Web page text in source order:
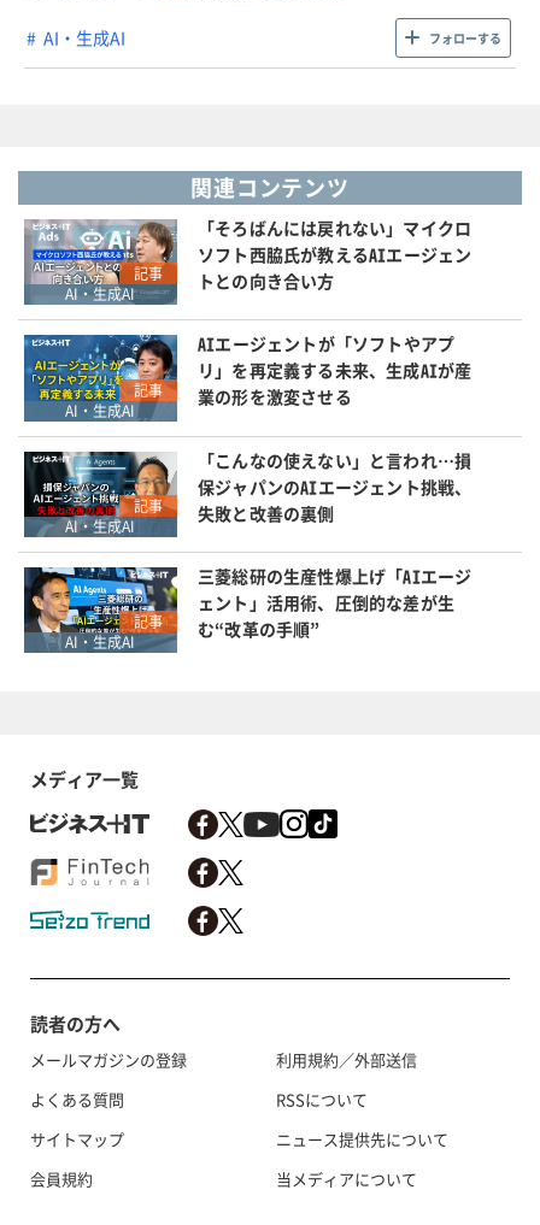
AI・生成AI フォローする
関連コンテンツ
記事
AI・生成AI
「そろばんには戻れない」マイクロ
ソフト西脇氏が教えるAIエージェン
トとの向き合い方
記事
AI・生成AI
AIエージェントが「ソフトやアプ
リ」を再定義する未来、生成AIが産
業の形を激変させる
記事
AI・生成AI
「こんなの使えない」と言われ…損
保ジャパンのAIエージェント挑戦、
失敗と改善の裏側
記事
AI・生成AI
三菱総研の生産性爆上げ「AIエージ
ェント」活用術、圧倒的な差が生
む“改革の手順”
メディア一覧
読者の方へ
メールマガジンの登録
よくある質問
サイトマップ
会員規約
利用規約／外部送信
RSSについて
ニュース提供先について
当メディアについて